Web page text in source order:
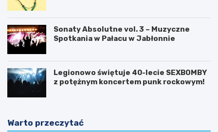
Sonaty Absolutne vol. 3 – Muzyczne
Spotkania w Pałacu w Jabłonnie
Legionowo świętuje 40-lecie SEXBOMBY
z potężnym koncertem punk rockowym!
Warto przeczytać